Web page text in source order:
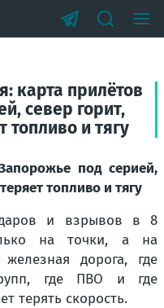
карта прилётов
север горит,
топливо и тягу
под серией,
топливо и тягу
и взрывов в 8
на точки, а на
дорога, где
где ПВО и где
терять скорость.